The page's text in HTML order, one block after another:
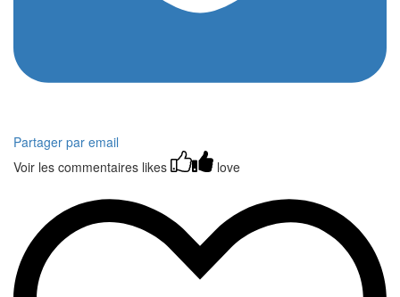
Partager par email
Voir les commentaires likes love